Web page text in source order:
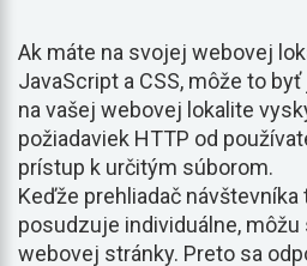
Ak máte na svojej webovej
JavaScript a CSS, môže to
na vašej webovej lokalite
požiadaviek HTTP od
prístup k určitým súborom.
Keďže prehliadač
posudzuje individuálne,
webovej stránky. Preto sa